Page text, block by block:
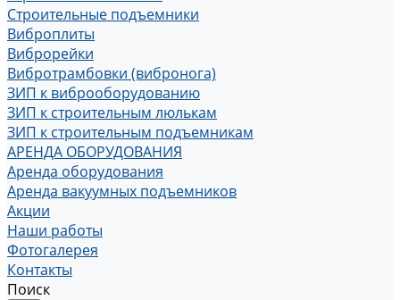
Строительные подъемники
Виброплиты
Виброрейки
Вибротрамбовки (вибронога)
ЗИП к виброоборудованию
ЗИП к строительным люлькам
ЗИП к строительным подъемникам
АРЕНДА ОБОРУДОВАНИЯ
Аренда оборудования
Аренда вакуумных подъемников
Акции
Наши работы
Фотогалерея
Контакты
Поиск